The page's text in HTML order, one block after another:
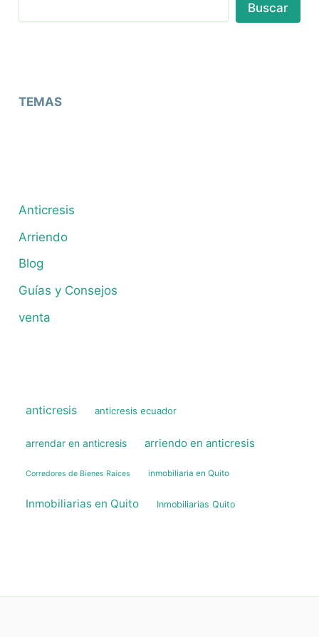
Buscar
TEMAS
Anticresis
Arriendo
Blog
Guías y Consejos
venta
anticresis anticresis ecuador
arrendar en anticresis arriendo en anticresis
Corredores de Bienes Raíces inmobiliaria en Quito
Inmobiliarias en Quito Inmobiliarias Quito